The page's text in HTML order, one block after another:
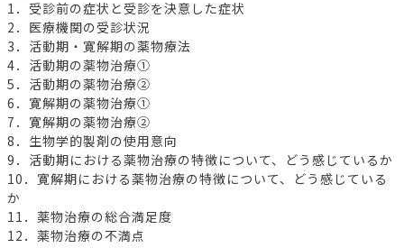
1．受診前の症状と受診を決意した症状
2．医療機関の受診状況
3．活動期・寛解期の薬物療法
4．活動期の薬物治療①
5．活動期の薬物治療②
6．寛解期の薬物治療①
7．寛解期の薬物治療②
8．生物学的製剤の使用意向
9．活動期における薬物治療の特徴について、どう感じているか
10．寛解期における薬物治療の特徴について、どう感じている
か
11．薬物治療の総合満足度
12．薬物治療の不満点